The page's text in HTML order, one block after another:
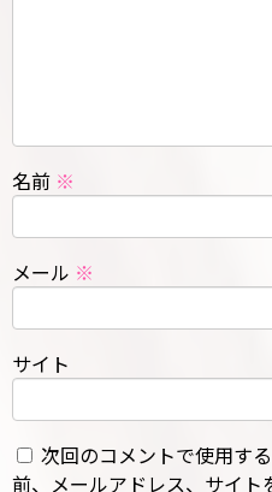
名前 ※
メール ※
サイト
次回のコメントで使用す
前、メールアドレス、サイト